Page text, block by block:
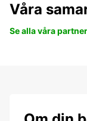
Våra
Se alla våra